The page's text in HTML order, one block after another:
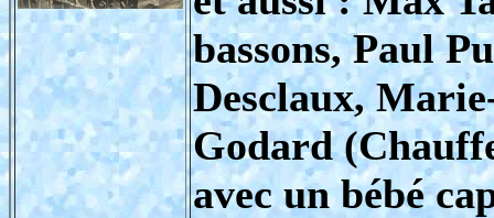
bassons, Paul
Desclaux,
Godard
avec un bébé